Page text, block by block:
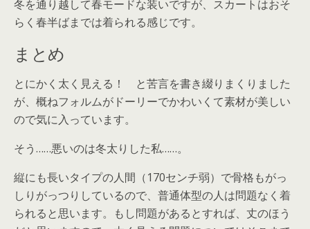
冬を通り越して春モードな装いですが、スカートはおそ
らく春半ばまでは着られる感じです。
まとめ
とにかく太く見える！ と苦言を書き綴りまくりました
が、概ねフォルムがドーリーでかわいくて素材が美しい
ので気に入っています。
そう……悪いのは冬太りした私……。
縦にも長いタイプの人間（170センチ弱）で骨格もがっ
しりがっつりしているので、普通体型の人は問題なく着
られると思います。もし問題があるとすれば、丈のほう